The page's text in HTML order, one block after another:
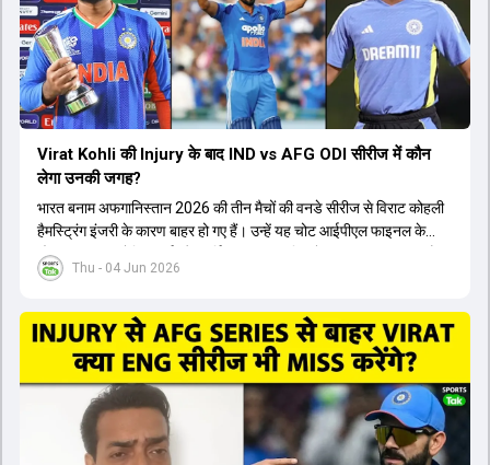
Thu - 04 Jun 2026
Virat Kohli की Injury के बाद IND vs AFG ODI सीरीज में कौन
लेगा उनकी जगह?
भारत बनाम अफगानिस्तान 2026 की तीन मैचों की वनडे सीरीज से विराट कोहली
हैमस्ट्रिंग इंजरी के कारण बाहर हो गए हैं। उन्हें यह चोट आईपीएल फाइनल के
दौरान लगी थी। रोहित शर्मा और हार्दिक पांड्या की फिटनेस पर भी अभी सवाल हैं,
इसलिए नंबर तीन पर कोहली की जगह एक मजबूत विकल्प खोजना जरूरी है। इस
रुतुराज गायकवाड़ 58.8 की लिस्ट ए औसत के साथ एक मजबूत विकल्प हैं। संजू
सैमसन भी बड़े दावेदार हैं, जिनका वनडे क्रिकेट में 56 से ज्यादा का औसत है।
यशस्वी जायसवाल को भी मौका मिल सकता है, हालांकि उनके बैटिंग ऑर्डर पर
विचार करना होगा। इसके अलावा 82 से ज्यादा की लिस्ट ए औसत वाले देवदत्त
पडिक्कल भी एक शानदार विकल्प हो सकते हैं। टीम मैनेजमेंट स्क्वाड में पहले से
मौजूद ईशान किशन को भी नंबर तीन पर खिलाने का फैसला कर सकती है।